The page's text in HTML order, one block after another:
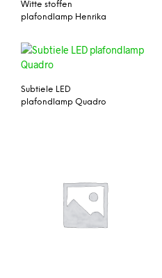
Witte stoffen
plafondlamp Henrika
Subtiele LED
plafondlamp Quadro